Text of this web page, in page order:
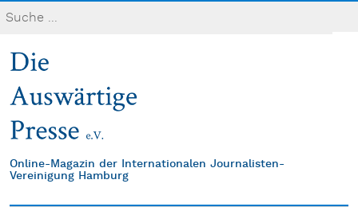
Online-Magazin der Internationalen Journalisten-
Vereinigung Hamburg